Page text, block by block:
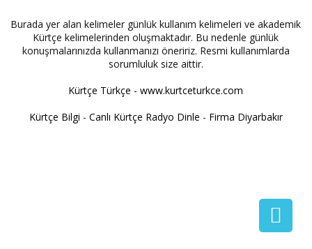
Burada yer alan kelimeler günlük kullanım kelimeleri ve akademik
Kürtçe kelimelerinden oluşmaktadır. Bu nedenle günlük
konuşmalarınızda kullanmanızı öneririz. Resmi kullanımlarda
sorumluluk size aittir.
Kürtçe Türkçe - www.kurtceturkce.com
Kürtçe Bilgi - Canlı Kürtçe Radyo Dinle - Firma Diyarbakır